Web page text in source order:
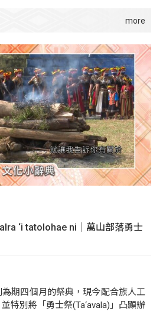
‘i tatolohae ni｜萬山部落勇士
期四個月的祭典，現今配合族人工
特別將「勇士祭(Ta‘avala)」凸顯辦